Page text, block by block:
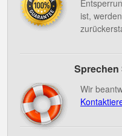
ist,
Sprechen
Wir